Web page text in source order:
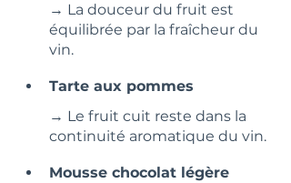
→ La douceur du fruit est
équilibrée par la fraîcheur du
vin.
Tarte aux pommes
→ Le fruit cuit reste dans la
continuité aromatique du vin.
Mousse chocolat légère